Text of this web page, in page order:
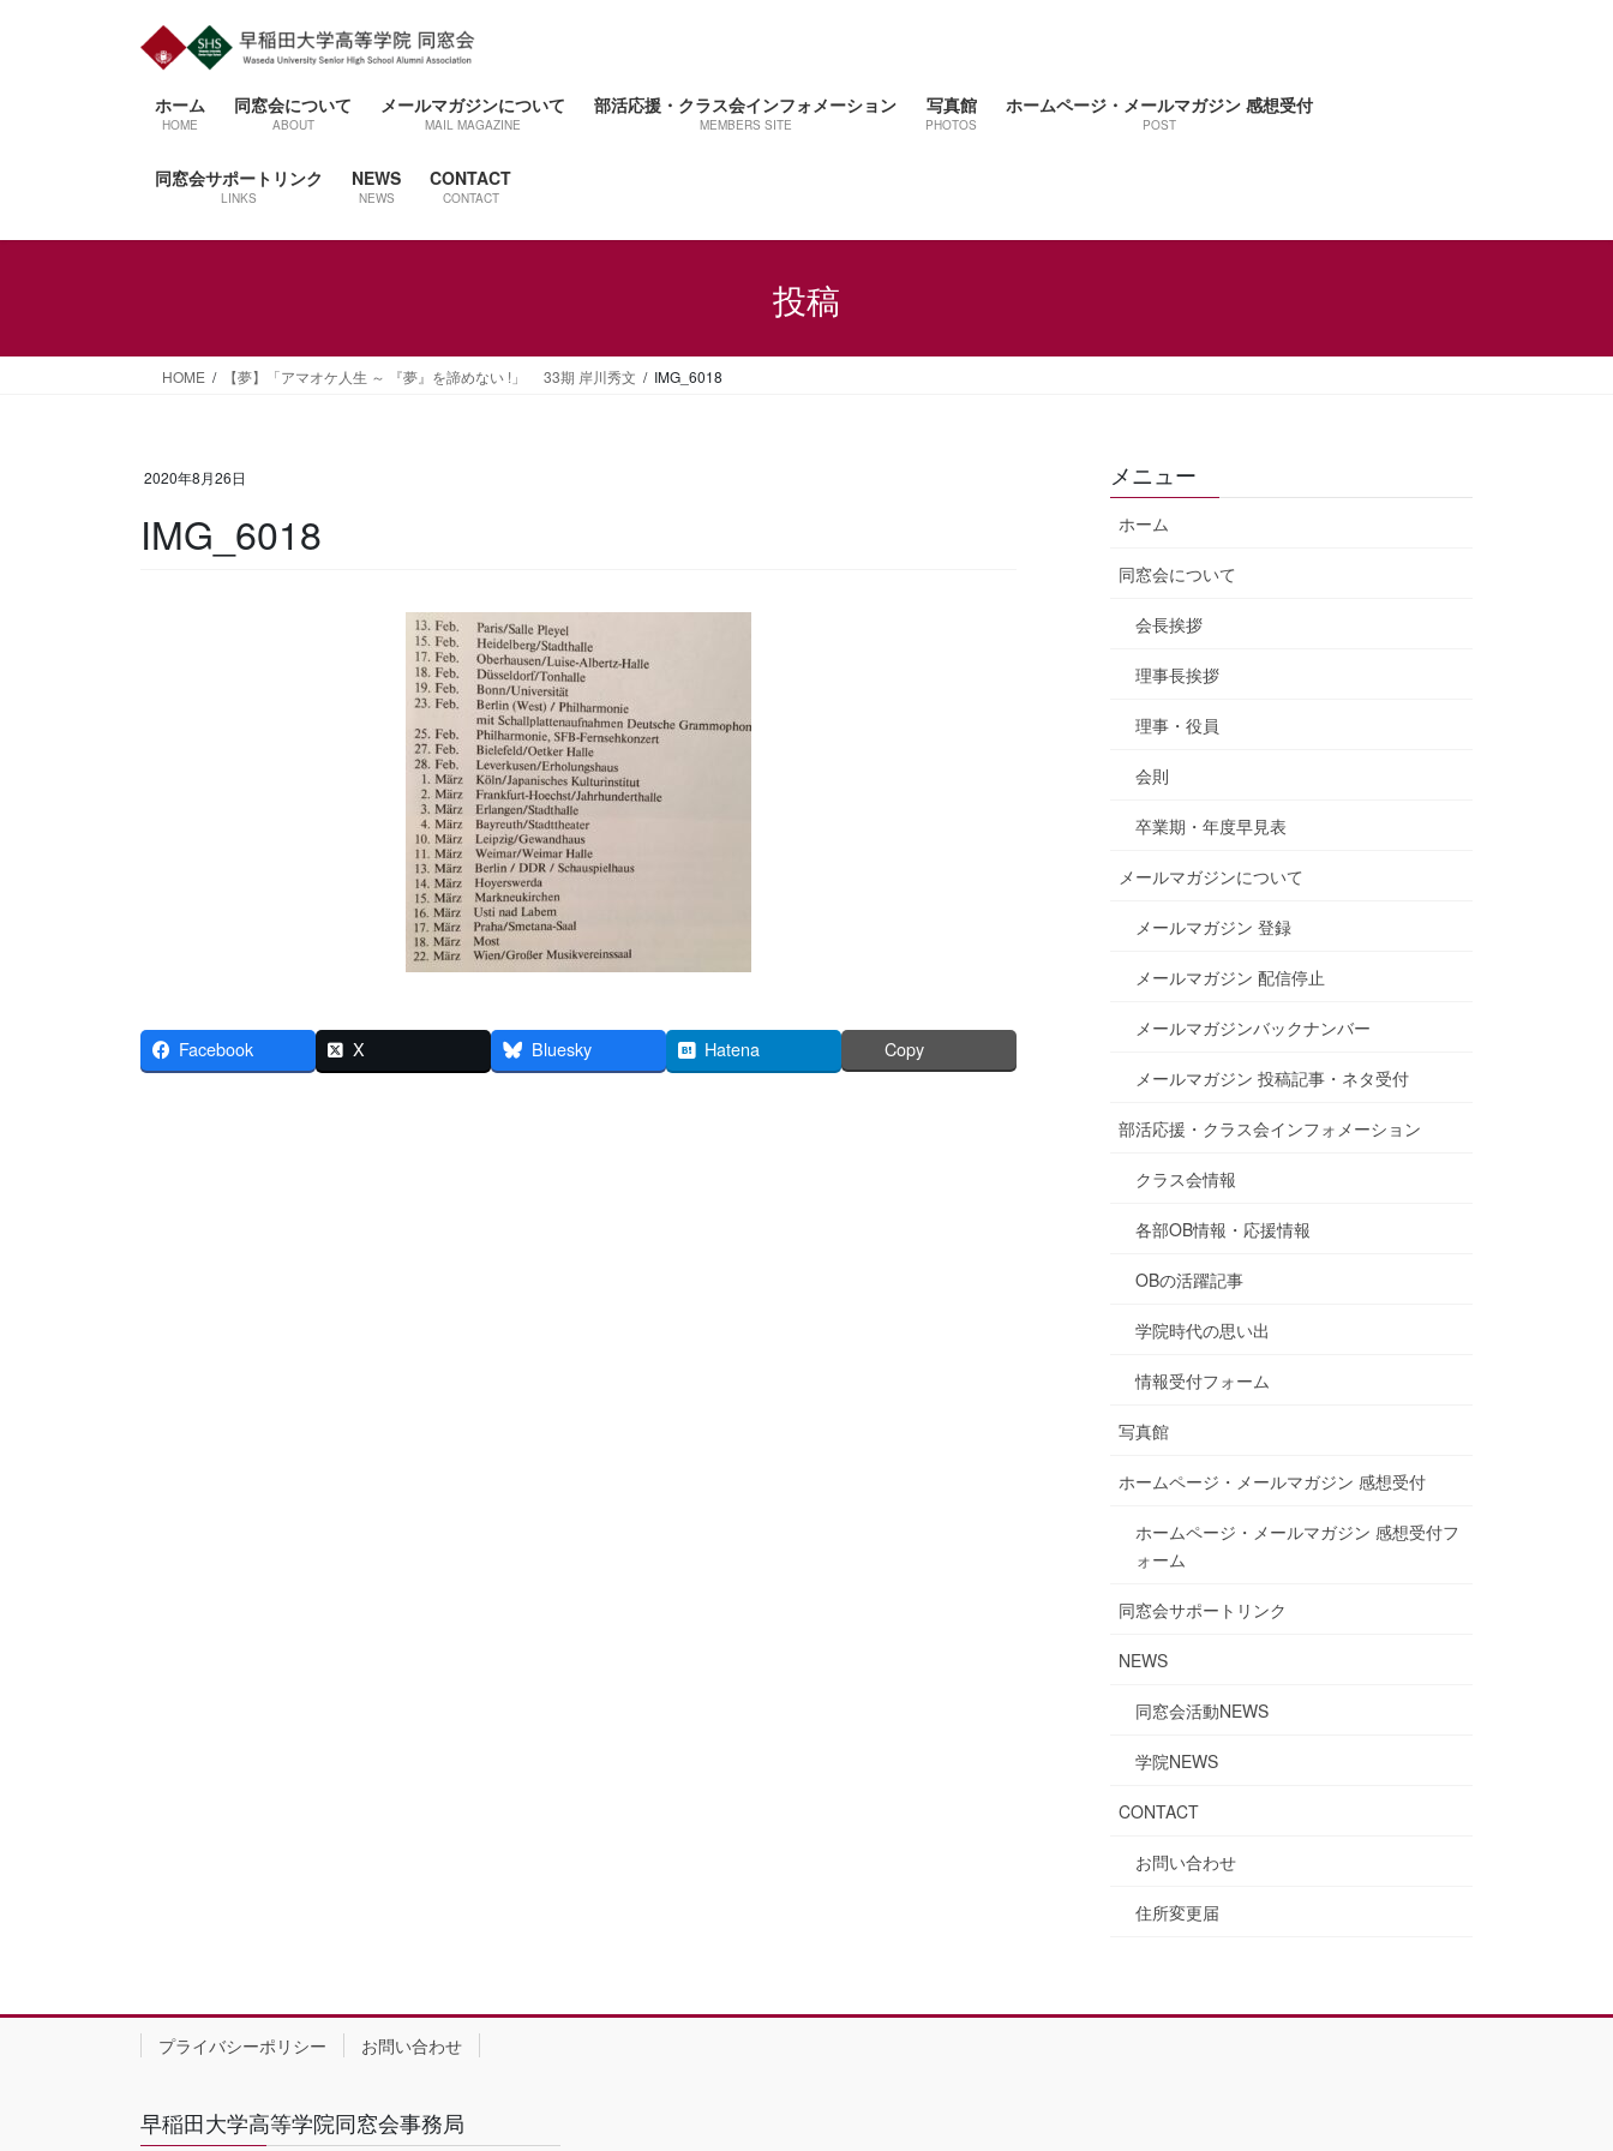
ッ
移
ホーム
HOME
同窓会について
ABOUT
メールマガジンについて
MAIL MAGAZINE
部活応援・クラス会インフォメーション
MEMBERS SITE
写真館
PHOTOS
ホームページ・メールマガジン 感想受付
POST
同窓会サポートリンク
LINKS
NEWS
NEWS
CONTACT
CONTACT
投稿
HOME 【夢】「アマオケ人生 ～ 『夢』を諦めない !」 33期 岸川秀文 IMG_6018
2020年8月26日
IMG_6018
Facebook X Bluesky Hatena Copy
メニュー
ホーム
同窓会について
会長挨拶
理事長挨拶
理事・役員
会則
卒業期・年度早見表
メールマガジンについて
メールマガジン 登録
メールマガジン 配信停止
メールマガジンバックナンバー
メールマガジン 投稿記事・ネタ受付
部活応援・クラス会インフォメーション
クラス会情報
各部OB情報・応援情報
OBの活躍記事
学院時代の思い出
情報受付フォーム
写真館
ホームページ・メールマガジン 感想受付
ホームページ・メールマガジン 感想受付フ
ォーム
同窓会サポートリンク
NEWS
同窓会活動NEWS
学院NEWS
CONTACT
お問い合わせ
住所変更届
プライバシーポリシー お問い合わせ
早稲田大学高等学院同窓会事務局